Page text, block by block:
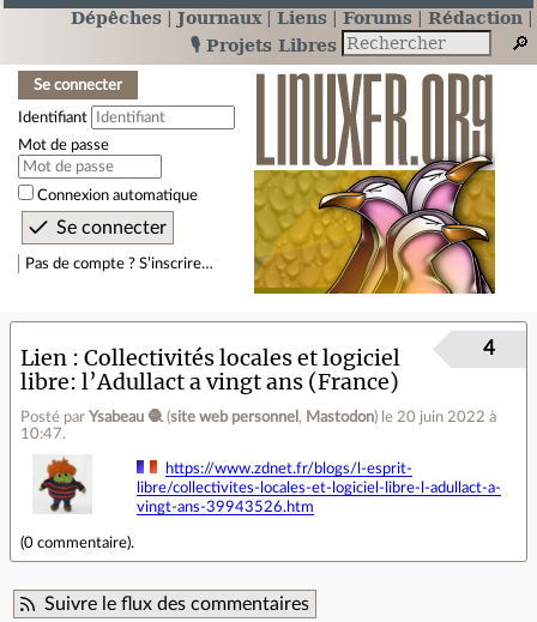
Dépêches Journaux Liens Forums
Rédaction
🎙️ Projets Libres
Se connecter
Identifiant
Mot de passe
Connexion automatique
Pas de compte ? S’inscrire…
Lien
Collectivités locales et logiciel
libre: l’Adullact a vingt ans (France)
Posté par Ysabeau 🧶 (site web personnel , Mastodon) le 20 juin 2022 à
10:47.
4
https://www.zdnet.fr/blogs/l-esprit-
libre/collectivites-locales-et-logiciel-libre-l-adullact-a-
vingt-ans-39943526.htm
(0 commentaire).
Suivre le flux des commentaires